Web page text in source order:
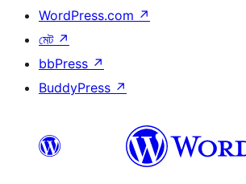
WordPress.com ↗
মেট ↗
bbPress ↗
BuddyPress ↗